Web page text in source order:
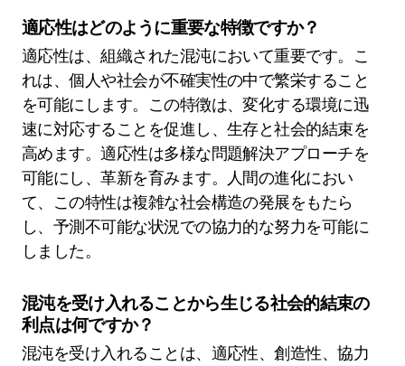
適応性はどのように重要な特徴ですか？
適応性は、組織された混沌において重要です。こ
れは、個人や社会が不確実性の中で繁栄すること
を可能にします。この特徴は、変化する環境に迅
速に対応することを促進し、生存と社会的結束を
高めます。適応性は多様な問題解決アプローチを
可能にし、革新を育みます。人間の進化におい
て、この特性は複雑な社会構造の発展をもたら
し、予測不可能な状況での協力的な努力を可能に
しました。
混沌を受け入れることから生じる社会的結束の
利点は何ですか？
混沌を受け入れることは、適応性、創造性、協力